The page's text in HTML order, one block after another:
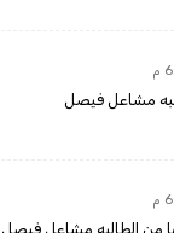
مشاعل فيصل
من الطالبه مشاعل فيصل